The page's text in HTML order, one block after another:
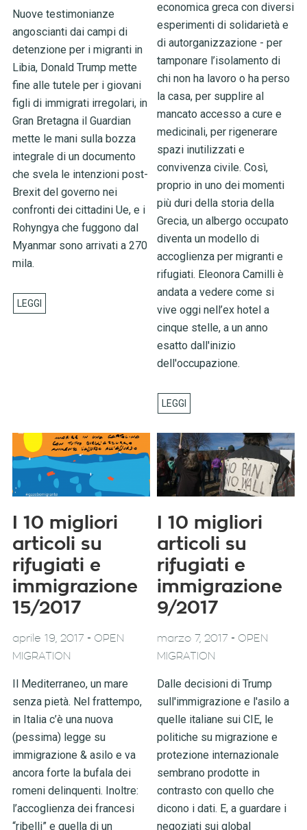
Nuove testimonianze
angoscianti dai campi di
detenzione per i migranti in
Libia, Donald Trump mette
fine alle tutele per i giovani
figli di immigrati irregolari, in
Gran Bretagna il Guardian
mette le mani sulla bozza
integrale di un documento
che svela le intenzioni post-
Brexit del governo nei
confronti dei cittadini Ue, e i
Rohyngya che fuggono dal
Myanmar sono arrivati a 270
mila.
economica greca con diversi
esperimenti di solidarietà e
di autorganizzazione - per
tamponare l’isolamento di
chi non ha lavoro o ha perso
la casa, per supplire al
mancato accesso a cure e
medicinali, per rigenerare
spazi inutilizzati e
convivenza civile. Così,
proprio in uno dei momenti
più duri della storia della
Grecia, un albergo occupato
diventa un modello di
accoglienza per migranti e
rifugiati. Eleonora Camilli è
andata a vedere come si
vive oggi nell’ex hotel a
cinque stelle, a un anno
esatto dall'inizio
dell'occupazione.
I 10 migliori
articoli su
rifugiati e
immigrazione
15/2017
aprile 19, 2017 - OPEN
MIGRATION
Il Mediterraneo, un mare
senza pietà. Nel frattempo,
in Italia c’è una nuova
(pessima) legge su
immigrazione & asilo e va
ancora forte la bufala dei
romeni delinquenti. Inoltre:
l’accoglienza dei francesi
“ribelli” e quella di un
I 10 migliori
articoli su
rifugiati e
immigrazione
9/2017
marzo 7, 2017 - OPEN
MIGRATION
Dalle decisioni di Trump
sull'immigrazione e l'asilo a
quelle italiane sui CIE, le
politiche su migrazione e
protezione internazionale
sembrano prodotte in
contrasto con quello che
dicono i dati. E, a guardare i
negoziati sui global